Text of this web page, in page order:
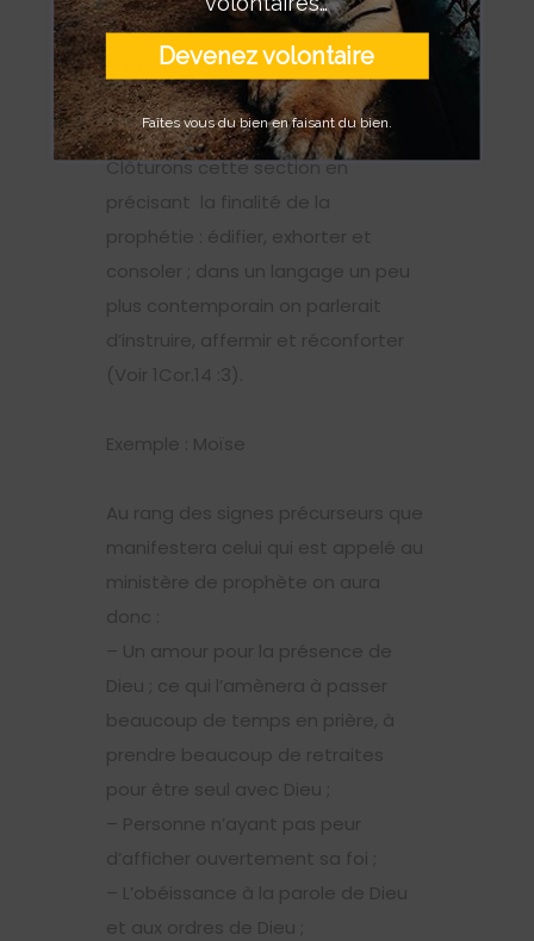
particuliers. Leurs enseignements
ouvrent les yeux sur des
vérités/mystères cachés ; c’est ce
que faisait l’apôtre Paul.
Clôturons cette section en
précisant la finalité de la
prophétie : édifier, exhorter et
consoler ; dans un langage un peu
plus contemporain on parlerait
d’instruire, affermir et réconforter
(Voir 1Cor.14 :3).
Exemple : Moïse
Au rang des signes précurseurs que
manifestera celui qui est appelé au
ministère de prophète on aura
donc :
– Un amour pour la présence de
Dieu ; ce qui l’amènera à passer
beaucoup de temps en prière, à
prendre beaucoup de retraites
pour être seul avec Dieu ;
– Personne n’ayant pas peur
d’afficher ouvertement sa foi ;
– L’obéissance à la parole de Dieu
et aux ordres de Dieu ;
Devenez volontaire
Faîtes vous du bien en faisant du bien.